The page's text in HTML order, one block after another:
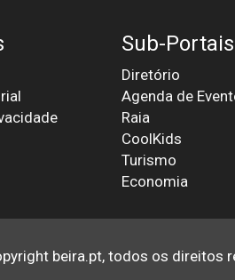
Sub-Portais
Diretório
Agenda de
Raia
CoolKids
Turismo
Economia
beira.pt, todos os direitos